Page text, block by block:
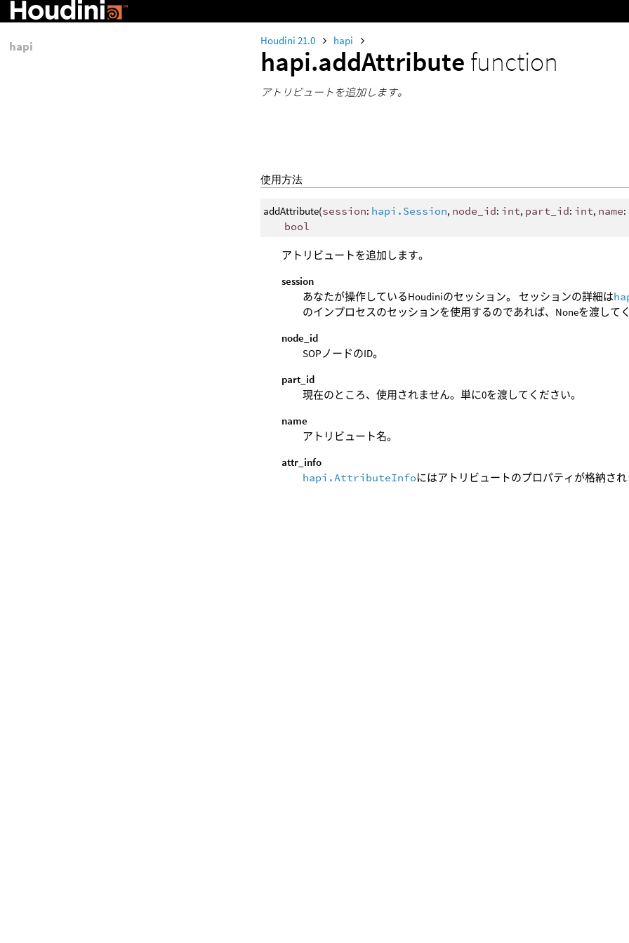
Houdini 21.0 hapi
hapi.addAttribute function
アトリビュートを追加します。
使用方法
addAttribute(session: hapi.Session, node_id: int, part_id: int, name:
bool
アトリビュートを追加します。
session
あなたが操作しているHoudiniのセッション。 セッションの詳細は
のインプロセスのセッションを使用するのであれば、Noneを渡して
node_id
SOPノードのID。
part_id
現在のところ、使用されません。単に0を渡してください。
name
アトリビュート名。
attr_info
hapi.AttributeInfoにはアトリビュートのプロパティが格納さ
hapi